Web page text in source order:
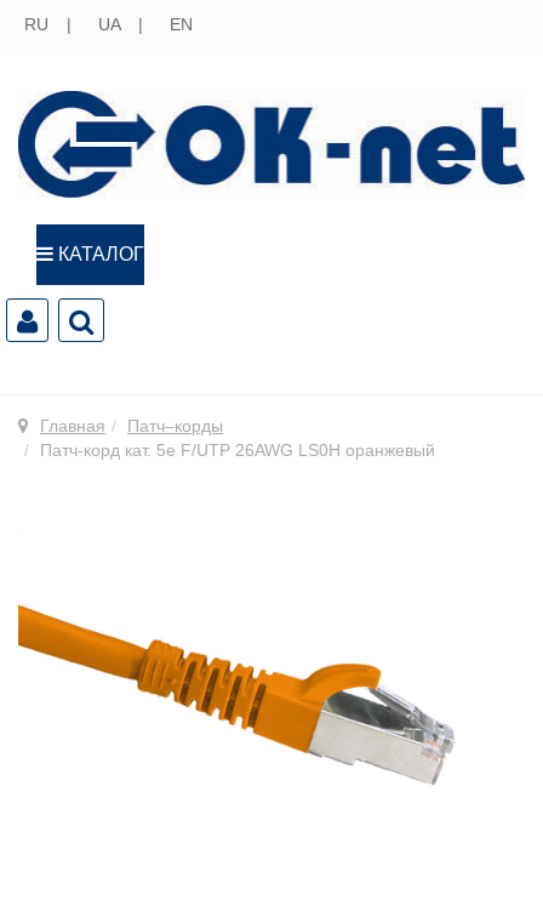
RU UA EN
КАТАЛОГ
Главная
Патч–корды
Патч-корд кат. 5е F/UTP 26AWG LS0H оранжевый